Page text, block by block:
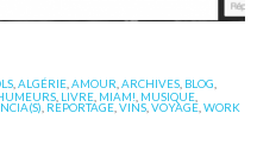
, ALGÉRIE, AMOUR ARCHIVES, BLOG
LIVRE MIAM! MUSIQUE
REPORTAGE ,VINS ,VOYAGE ,WORK